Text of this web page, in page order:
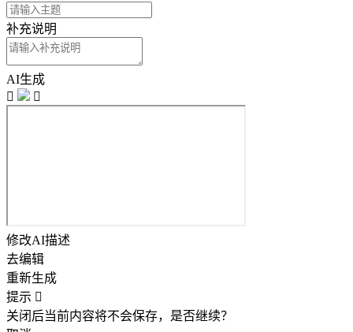
补充说明
AI生成


修改AI描述
去编辑
重新生成
提示 
关闭后当前内容将不会保存，是否继续？